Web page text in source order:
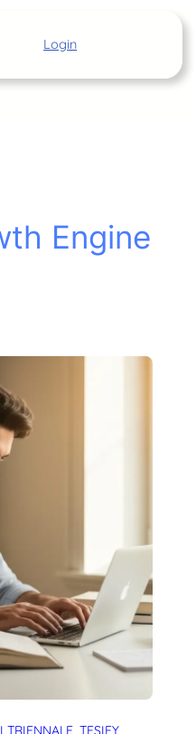
Login
Engine
TRIENNALE, TESIFY